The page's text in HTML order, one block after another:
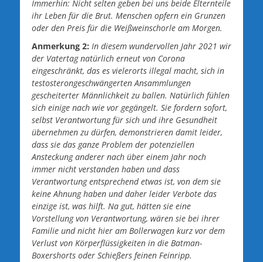
Immerhin: Nicht selten geben bei uns beide Elternteile
ihr Leben für die Brut. Menschen opfern ein Grunzen
oder den Preis für die Weißweinschorle am Morgen.
Anmerkung 2: In diesem wundervollen Jahr 2021 wir
der Vatertag natürlich erneut von Corona
eingeschränkt, das es vielerorts illegal macht, sich in
testosterongeschwängerten Ansammlungen
gescheiterter Männlichkeit zu ballen. Natürlich fühlen
sich einige nach wie vor gegängelt. Sie fordern sofort,
selbst Verantwortung für sich und ihre Gesundheit
übernehmen zu dürfen, demonstrieren damit leider,
dass sie das ganze Problem der potenziellen
Ansteckung anderer nach über einem Jahr noch
immer nicht verstanden haben und dass
Verantwortung entsprechend etwas ist, von dem sie
keine Ahnung haben und daher leider Verbote das
einzige ist, was hilft. Na gut, hätten sie eine
Vorstellung von Verantwortung, wären sie bei ihrer
Familie und nicht hier am Bollerwagen kurz vor dem
Verlust von Körperflüssigkeiten in die Batman-
Boxershorts oder Schießers feinen Feinripp.